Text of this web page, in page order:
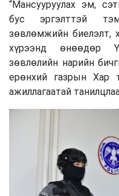
“Мансууруулах эм,
бус эргэлттэй
зөвлөмжийн биелэлт,
хүрээнд өнөөдөр
зөвлөлийн нарийн
ерөнхий газрын Хар
ажиллагаатай